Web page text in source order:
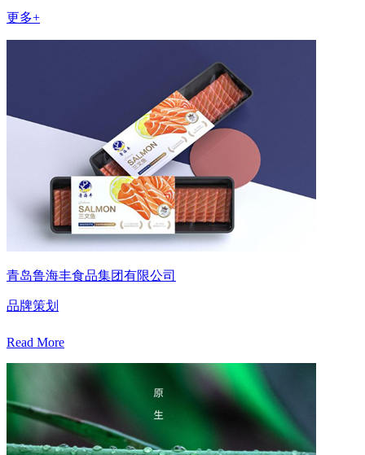
更多+
青岛鲁海丰食品集团有限公司
品牌策划
Read More